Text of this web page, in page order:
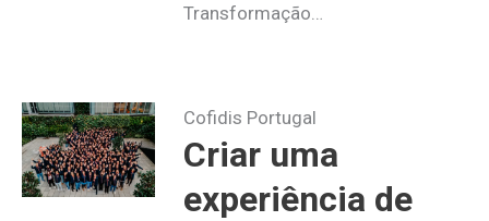
Transformação…
Cofidis Portugal
Criar uma
experiência de